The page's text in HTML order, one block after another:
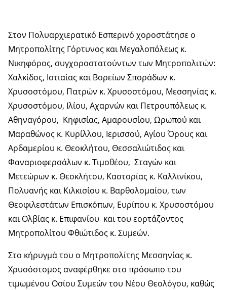
Στον Πολυαρχιερατικό Εσπερινό χοροστάτησε ο
Μητροπολίτης Γόρτυνος και Μεγαλοπόλεως κ.
Νικηφόρος, συγχοροστατούντων των Μητροπολιτών:
Χαλκίδος, Ιστιαίας και Βορείων Σποράδων κ.
Χρυσοστόμου, Πατρών κ. Χρυσοστόμου, Μεσσηνίας κ.
Χρυσοστόμου, Ιλίου, Αχαρνών και Πετρουπόλεως κ.
Αθηναγόρου, Κηφισίας, Αμαρουσίου, Ωρωπού και
Μαραθώνος κ. Κυρίλλου, Ιερισσού, Αγίου Όρους και
Αρδαμερίου κ. Θεοκλήτου, Θεσσαλιώτιδος και
Φαναριοφερσάλων κ. Τιμοθέου, Σταγών και
Μετεώρων κ. Θεοκλήτου, Καστορίας κ. Καλλινίκου,
Πολυανής και Κιλκισίου κ. Βαρθολομαίου, των
Θεοφιλεστάτων Επισκόπων, Ευρίπου κ. Χρυσοστόμου
και Ολβίας κ. Επιφανίου και του εορτάζοντος
Μητροπολίτου Φθιώτιδος κ. Συμεών.
Στο κήρυγμά του ο Μητροπολίτης Μεσσηνίας κ.
Χρυσόστομος αναφέρθηκε στο πρόσωπο του
τιμωμένου Οσίου Συμεών του Νέου Θεολόγου, καθώς